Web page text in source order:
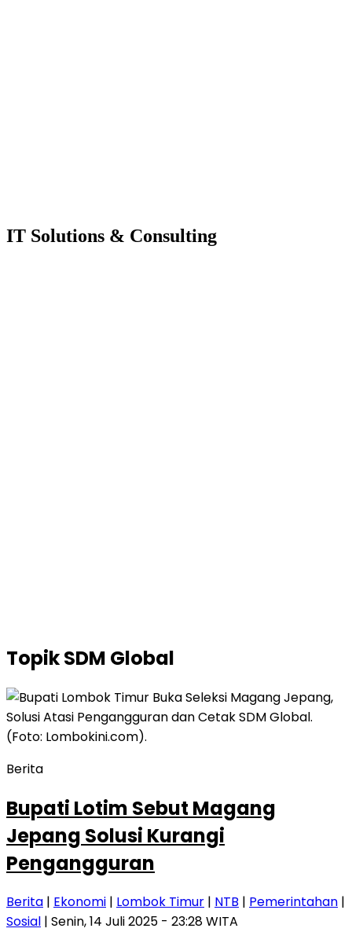
IT Solutions & Consulting
TopikSDM Global
Berita
Bupati Lotim Sebut Magang
Jepang Solusi Kurangi
Pengangguran
Berita | Ekonomi | Lombok Timur | NTB | Pemerintahan |
Sosial | Senin, 14 Juli 2025 - 23:28 WITA